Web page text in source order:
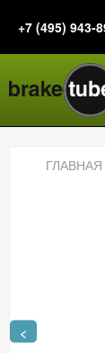
+7 (495) 943-
<
ГЛАВНАЯ